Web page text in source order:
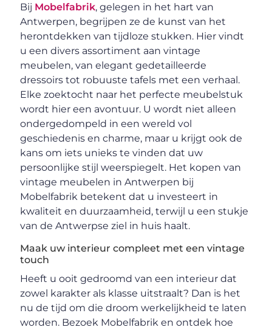
Bij Mobelfabrik, gelegen in het hart van
Antwerpen, begrijpen ze de kunst van het
herontdekken van tijdloze stukken. Hier vindt
u een divers assortiment aan vintage
meubelen, van elegant gedetailleerde
dressoirs tot robuuste tafels met een verhaal.
Elke zoektocht naar het perfecte meubelstuk
wordt hier een avontuur. U wordt niet alleen
ondergedompeld in een wereld vol
geschiedenis en charme, maar u krijgt ook de
kans om iets unieks te vinden dat uw
persoonlijke stijl weerspiegelt. Het kopen van
vintage meubelen in Antwerpen bij
Mobelfabrik betekent dat u investeert in
kwaliteit en duurzaamheid, terwijl u een stukje
van de Antwerpse ziel in huis haalt.
Maak uw interieur compleet met een vintage
touch
Heeft u ooit gedroomd van een interieur dat
zowel karakter als klasse uitstraalt? Dan is het
nu de tijd om die droom werkelijkheid te laten
worden. Bezoek Mobelfabrik en ontdek hoe